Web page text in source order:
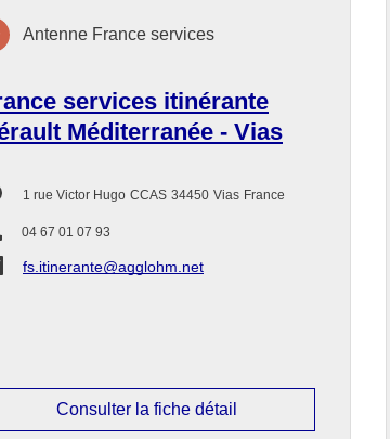
services itinérante
Méditerranée - Vias
1 rue Victor Hugo CCAS 34450 Vias France
04 67 01 07 93
fs.itinerante@agglohm.net
Antenne France services
Consulter la fiche détail